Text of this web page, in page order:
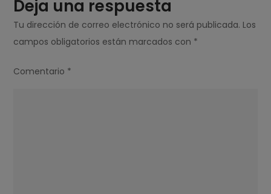
Deja una respuesta
Tu dirección de correo electrónico no será publicada. Los
campos obligatorios están marcados con *
Comentario *